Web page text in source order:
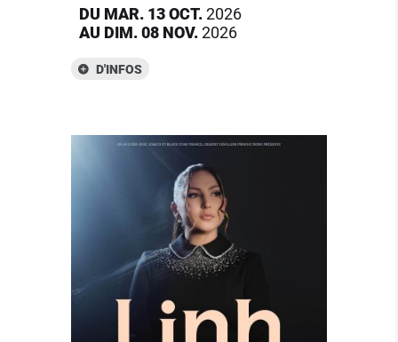
DU MAR. 13OCT.2026
AU DIM.08 NOV.2026
D'INFOS